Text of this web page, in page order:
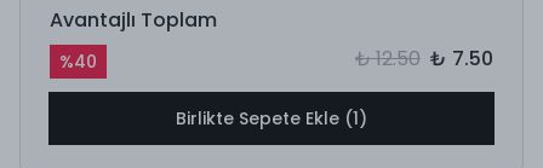
Avantajlı Toplam
%40 ₺ 12.50 ₺ 7.50
Birlikte Sepete Ekle (1)